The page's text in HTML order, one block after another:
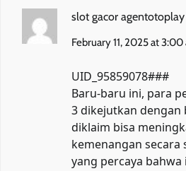
slot gacor agentotoplay
February 11, 2025 at 3:00
UID_95859078###
Baru-baru ini, para
3 dikejutkan dengan
diklaim bisa
kemenangan secara
yang percaya